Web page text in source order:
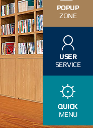
POPUP
ZONE
USER
SERVICE
QUICK
MENU